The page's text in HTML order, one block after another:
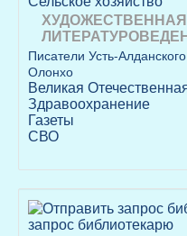
Писатели Усть-
Олонхо
Великая
Здравоохранение
Газеты
СВО
запрос библиотекарю